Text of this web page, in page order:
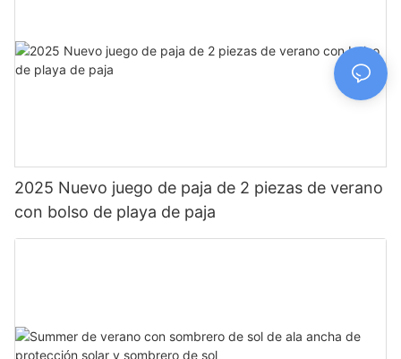
2025 Nuevo juego de paja de 2 piezas de verano
con bolso de playa de paja